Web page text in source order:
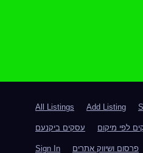
Add Listing
All Listings
לפי מיקום עסקים ביקנעם
פרסום ושיווק אתרים Sign In